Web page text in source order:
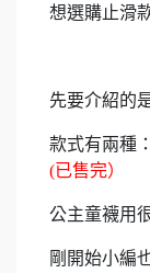
想選購止滑
先要介紹的
款式有兩種
(已售完）
公主童襪用
剛開始小編